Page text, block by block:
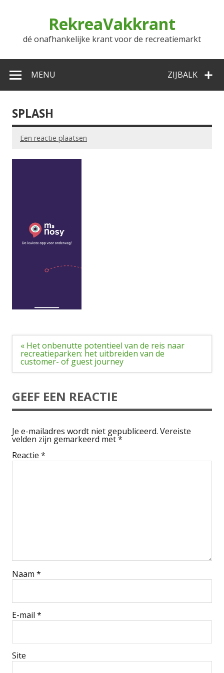
RekreaVakkrant
dé onafhankelijke krant voor de recreatiemarkt
ZIJBALK
MENU
SPLASH
Een reactie plaatsen
Bericht
navigatie
« Het onbenutte potentieel van de reis naar
recreatieparken: het uitbreiden van de
customer- of guest journey
GEEF EEN REACTIE
Je e-mailadres wordt niet gepubliceerd. Vereiste
velden zijn gemarkeerd met*
Reactie *
Naam *
E-mail *
Site